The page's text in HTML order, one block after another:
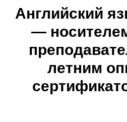
Английский
—
летним